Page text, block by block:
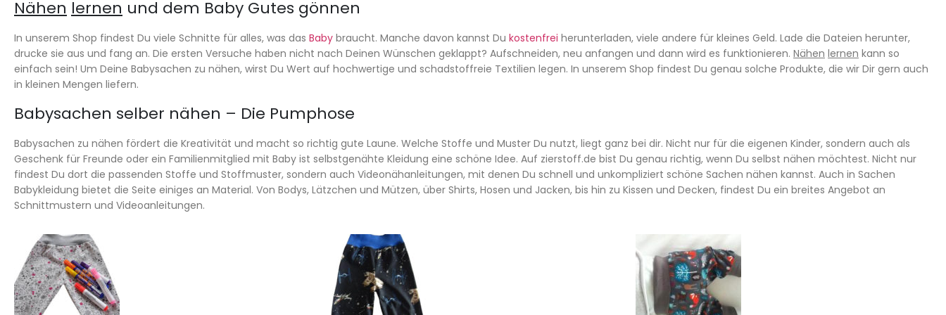
Nähen lernen und dem Baby Gutes gönnen
In unserem Shop findest Du viele Schnitte für alles, was das Baby braucht. Manche davon kannst Du kostenfrei herunterladen, viele andere für kleines Geld. Lade die Dateien herunter,
drucke sie aus und fang an. Die ersten Versuche haben nicht nach Deinen Wünschen geklappt? Aufschneiden, neu anfangen und dann wird es funktionieren. Nähen lernen kann so
einfach sein! Um Deine Babysachen zu nähen, wirst Du Wert auf hochwertige und schadstoffreie Textilien legen. In unserem Shop findest Du genau solche Produkte, die wir Dir gern auch
in kleinen Mengen liefern.
Babysachen selber nähen – Die Pumphose
Babysachen zu nähen fördert die Kreativität und macht so richtig gute Laune. Welche Stoffe und Muster Du nutzt, liegt ganz bei dir. Nicht nur für die eigenen Kinder, sondern auch als
Geschenk für Freunde oder ein Familienmitglied mit Baby ist selbstgenähte Kleidung eine schöne Idee. Auf zierstoff.de bist Du genau richtig, wenn Du selbst nähen möchtest. Nicht nur
findest Du dort die passenden Stoffe und Stoffmuster, sondern auch Videonähanleitungen, mit denen Du schnell und unkompliziert schöne Sachen nähen kannst. Auch in Sachen
Babykleidung bietet die Seite einiges an Material. Von Bodys, Lätzchen und Mützen, über Shirts, Hosen und Jacken, bis hin zu Kissen und Decken, findest Du ein breites Angebot an
Schnittmustern und Videoanleitungen.